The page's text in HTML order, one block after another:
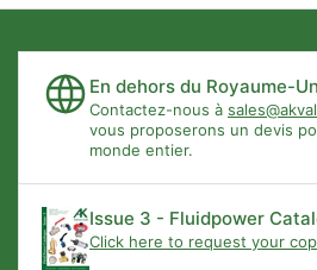
En dehors du Royaume-
Contactez-nous à
vous proposerons un devis
monde entier.
Issue 3 - Fluidpower
Click here to request your